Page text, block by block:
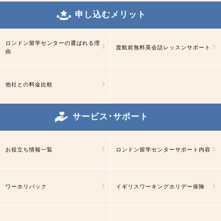
申し込むメリット
ロンドン留学センターの選ばれる理
由
渡航前無料英会話レッスンサポート
他社との料金比較
サービス･サポート
お役立ち情報一覧 ロンドン留学センターサポート内容
ワーホリパック イギリスワーキングホリデー保険